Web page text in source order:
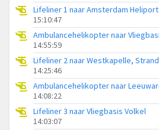
Lifeliner 1 naar Amsterdam Heliport
15:10:47
14:55:59
14:25:46
14:08:22
Lifeliner 3 naar Vliegbasis Volkel
14:03:07